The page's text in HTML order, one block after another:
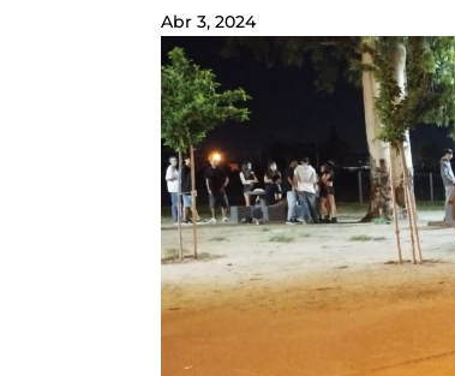
Abr 3, 2024